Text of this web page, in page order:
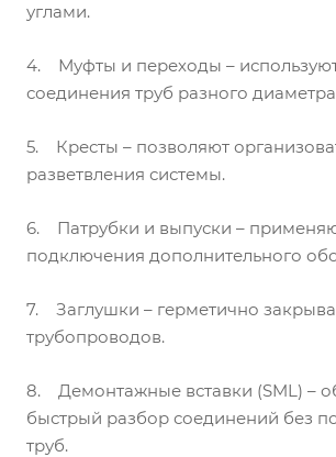
углами.
4. Муфты и переходы –
соединения труб разного
5. Кресты – позволяют
разветвления системы.
6. Патрубки и выпуски –
подключения дополнительного
7. Заглушки – герметично
трубопроводов.
8. Демонтажные вставки (SML) –
быстрый разбор соединений без
труб.